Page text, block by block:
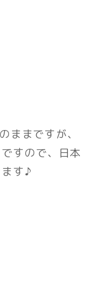
ままですが、
すので、日本
す♪